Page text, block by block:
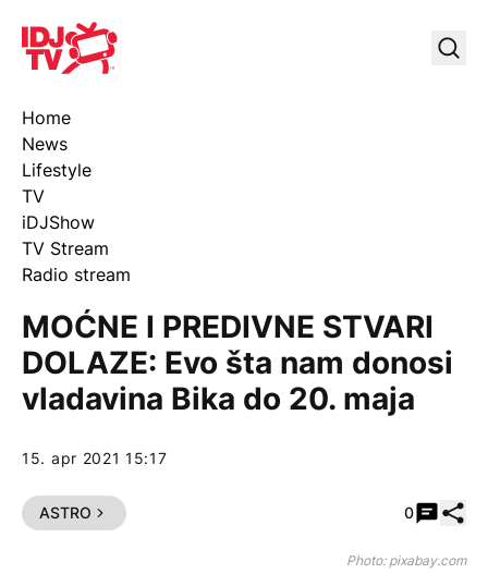
IDJ TV
Home
News
Lifestyle
TV
iDJShow
TV Stream
Radio stream
MOĆNE I PREDIVNE STVARI
DOLAZE: Evo šta nam donosi
vladavina Bika do 20. maja
15. apr 2021 15:17
ASTRO 0
Photo: pixabay.com